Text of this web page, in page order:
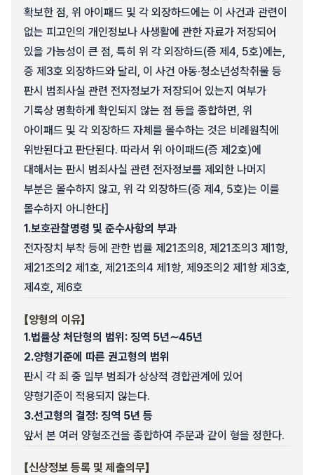
확보한 점, 위 아이패드 및 각 외장하드에는 이 사건과 관련이
없는 피고인의 개인정보나 사생활에 관한 자료가 저장되어
있을 가능성이 큰 점, 특히 위 각 외장하드(증 제4, 5호)에는,
증 제3호 외장하드와 달리, 이 사건 아동·청소년성착취물 등
판시 범죄사실 관련 전자정보가 저장되어 있는지 여부가
기록상 명확하게 확인되지 않는 점 등을 종합하면, 위
아이패드 및 각 외장하드 자체를 몰수하는 것은 비례원칙에
위반된다고 판단된다. 따라서 위 아이패드(증 제2호)에
대해서는 판시 범죄사실 관련 전자정보를 제외한 나머지
부분은 몰수하지 않고, 위 각 외장하드(증 제4, 5호)는 이를
몰수하지 아니한다]
1.보호관찰명령 및 준수사항의 부과
전자장치 부착 등에 관한 법률 제21조의8, 제21조의3 제1항,
제21조의2 제1호, 제21조의4 제1항, 제9조의2 제1항 제3호,
제4호, 제6호
【양형의 이유】
1.법률상 처단형의 범위: 징역 5년∼45년
2.양형기준에 따른 권고형의 범위
판시 각 죄 중 일부 범죄가 상상적 경합관계에 있어
양형기준이 적용되지 않는다.
3.선고형의 결정: 징역 5년 등
앞서 본 여러 양형조건을 종합하여 주문과 같이 형을 정한다.
【신상정보 등록 및 제출의무】